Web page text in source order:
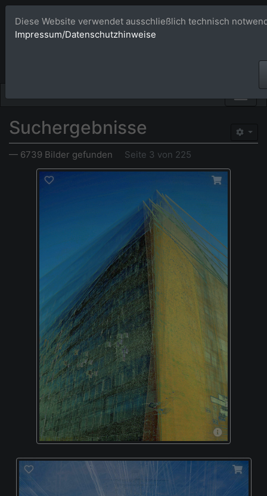
Bildagentur
Suchergebnisse
— 6739 Bilder gefunden Seite 3 von 225
Diese Website verwendet ausschließlich technisch
Impressum/Datenschutzhinweise